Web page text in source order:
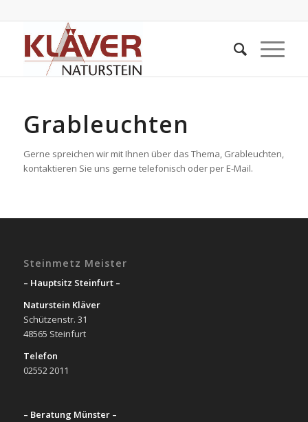
Grableuchten
Gerne spreichen wir mit Ihnen über das Thema, Grableuchten,
kontaktieren Sie uns gerne telefonisch oder per E-Mail.
Steinmetz Meister
– Hauptsitz Steinfurt –
Naturstein Kläver
Schützenstr. 31
48565 Steinfurt
Telefon
02552 2011
– Beratung Münster –